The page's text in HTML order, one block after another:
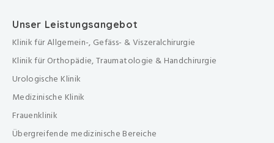
Unser Leistungsangebot
Klinik für Allgemein-, Gefäss- & Viszeralchirurgie
Klinik für Orthopädie, Traumatologie & Handchirurgie
Urologische Klinik
Medizinische Klinik
Frauenklinik
Übergreifende medizinische Bereiche